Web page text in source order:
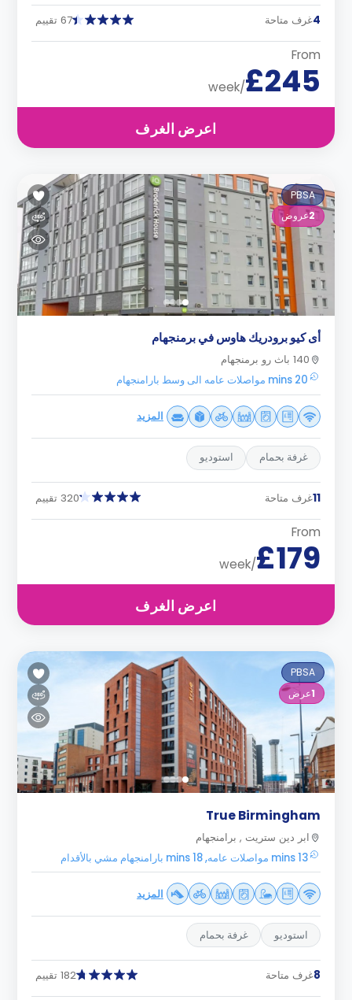
4غرف متاحة 67 تقييم
From
£245
/week
اعرض الغرف
PBSA
2عروض
أى كيو برودريك هاوس في برمنجهام
140 باث رو برمنجهام
20 mins مواصلات عامه الى وسط بارامنجهام
المزيد
غرفة بحمام استوديو
11غرف متاحة 320 تقييم
From
£179
/week
اعرض الغرف
PBSA
1عرض
True Birmingham
ابر دين ستريت , برامنجهام
13 mins مواصلات عامه, 18 mins بارامنجهام مشي بالأقدام
المزيد
استوديو غرفة بحمام
8غرف متاحة 182 تقييم